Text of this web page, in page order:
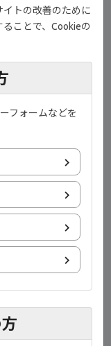
実施されました
。
2372-2384, 2021
資金提供により行わ
トの改善のために
ことで、Cookieの
フォームなどを